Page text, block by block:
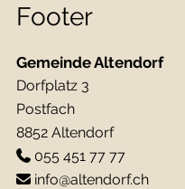
Footer
Gemeinde Altendorf
Dorfplatz 3
Postfach
8852 Altendorf
055 451 77 77
info@altendorf.ch